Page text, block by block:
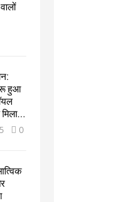
हुआ
0